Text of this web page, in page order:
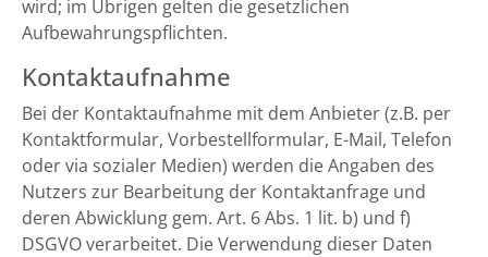
wird; im Übrigen gelten die gesetzlichen
Aufbewahrungspflichten.
Kontaktaufnahme
Bei der Kontaktaufnahme mit dem Anbieter (z.B. per
Kontaktformular, Vorbestellformular, E-Mail, Telefon
oder via sozialer Medien) werden die Angaben des
Nutzers zur Bearbeitung der Kontaktanfrage und
deren Abwicklung gem. Art. 6 Abs. 1 lit. b) und f)
DSGVO verarbeitet. Die Verwendung dieser Daten